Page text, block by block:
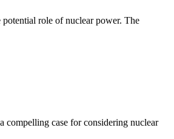
role of nuclear power. The
compelling case for considering nuclear